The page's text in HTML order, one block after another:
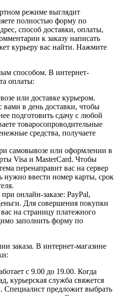
режиме выглядит
полностью форму по
способ доставки, оплаты,
к заказу написать
курьеру вас найти. Нажмите
способом. В интернет-
оплаты:
или доставке курьером.
вами в день доставки, чтобы
подготовить сдачу с любой
товаросопроводительные
средства, получаете
самовывозе или оформлении в
Visa и MasterCard. Чтобы
перенаправит вас на сервер
нужно ввести номер карты, срок
онлайн-заказе: PayPal,
Для совершения покупки
на страницу платежного
заполнить форму по
заказа. В интернет-магазине
с 9.00 до 19.00. Когда
курьерская служба свяжется
Специалист предложит выбрать